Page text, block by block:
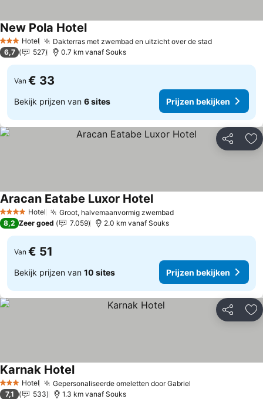
3 SterrenHotel Dakterras met zwembad en uitzicht over de stadPrijzen
New Pola HotelPrijzen bekijken
6,7 527 0.7 km vanaf Souks
Van € 33
Bekijk prijzen van 6 sites Prijzen bekijken
Delen
4 SterrenHotel Groot, halvemaanvormig zwembadPrijzen bekijken
Aracan Eatabe Luxor HotelPrijzen bekijken
8,2 Zeer goed 7.059 2.0 km vanaf Souks
Van € 51
Bekijk prijzen van 10 sites Prijzen bekijken
Delen
3 SterrenHotel Gepersonaliseerde omeletten door Gabriel
Karnak HotelPrijzen bekijken
7,1 533 1.3 km vanaf Souks